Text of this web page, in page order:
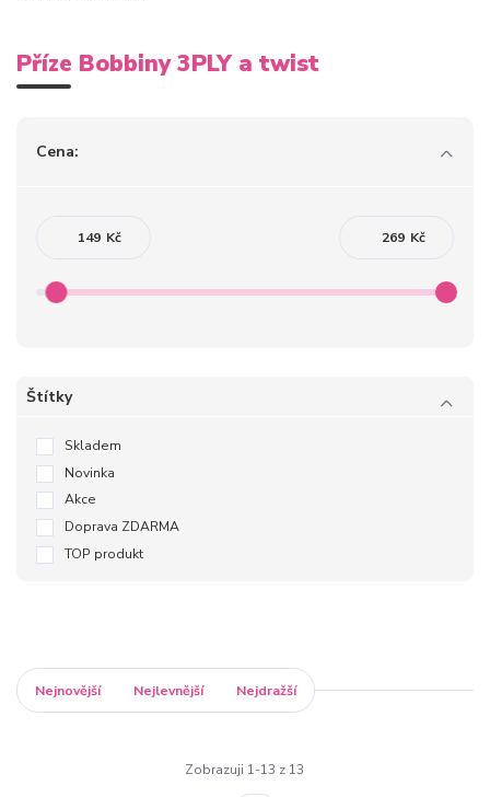
Příze Bobbiny 3PLY a twist
Cena:
Kč Kč
Štítky
Skladem
Novinka
Akce
Doprava ZDARMA
TOP produkt
Nejnovější Nejlevnější Nejdražší
Zobrazuji 1-13 z 13